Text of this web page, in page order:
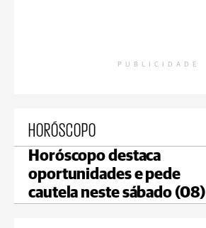
PUBLICIDADE
HORÓSCOPO
Horóscopo destaca
oportunidades e pede
cautela neste sábado (08)